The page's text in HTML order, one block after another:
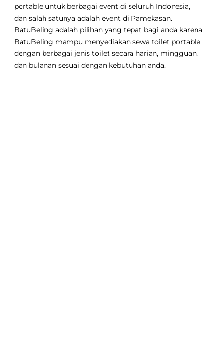
portable untuk berbagai event di seluruh Indonesia,
dan salah satunya adalah event di Pamekasan.
BatuBeling adalah pilihan yang tepat bagi anda karena
BatuBeling mampu menyediakan sewa toilet portable
dengan berbagai jenis toilet secara harian, mingguan,
dan bulanan sesuai dengan kebutuhan anda.